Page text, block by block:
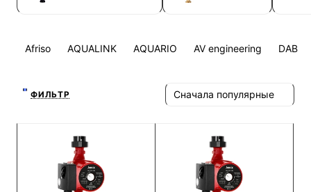
Заказать звонок
Afriso AQUALINK AQUARIO AV engineering DAB
ФИЛЬТР Сначала популярные